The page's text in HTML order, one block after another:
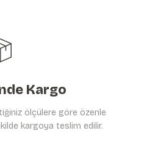
Kargo
ölçülere göre özenle
kargoya teslim edilir.